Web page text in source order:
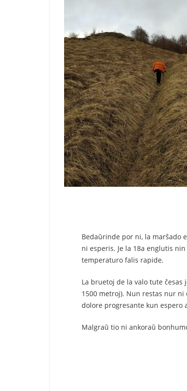
Bedaŭrinde por ni, la marŝado
ni esperis. Je la 18a englutis
temperaturo falis rapide.
La bruetoj de la valo tute ĉesas
1500 metroj). Nun restas nur ni
dolore progresante kun espero
Malgraŭ tio ni ankoraŭ